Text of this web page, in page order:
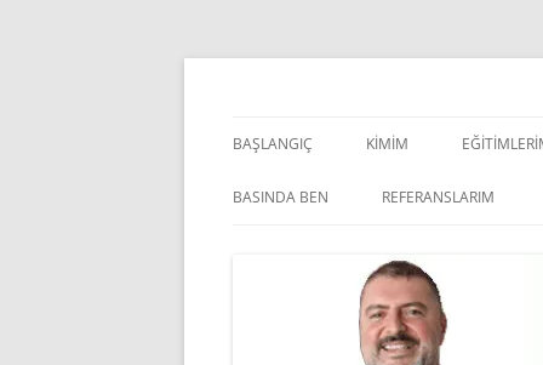
İçeriğe
BAŞLANGIÇ KIMIM
BASINDA BEN REFERANSLARIM